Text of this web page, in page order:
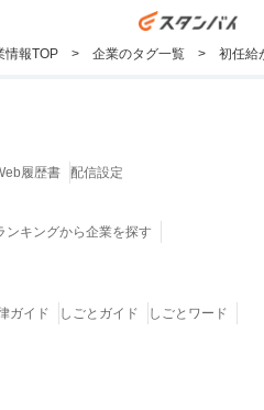
情報TOP 企業のタグ一覧 初任給
履歴書 配信設定
ンキングから企業を探す
ガイド しごとガイド
しごとワード